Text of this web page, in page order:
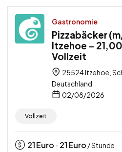
Gastronomie
Pizzabäcker
Itzehoe –
Vollzeit
25524 Itzehoe,
Deutschland
02/08/2026
Vollzeit
21Euro - 21Euro / Stunde